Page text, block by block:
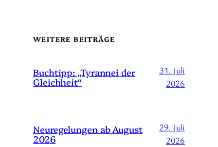
WEITERE BEITRÄGE
Buchtipp: „Tyrannei der
Gleichheit“
31. Juli
2026
Neuregelungen ab August
2026
29. Juli
2026